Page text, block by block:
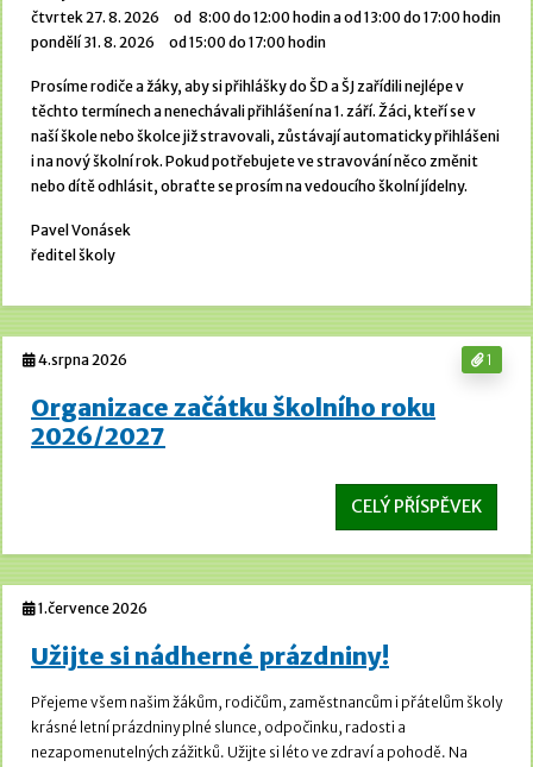
čtvrtek 27. 8. 2026 od 8:00 do 12:00 hodin a od 13:00 do 17:00 hodin
pondělí 31. 8. 2026 od 15:00 do 17:00 hodin
Prosíme rodiče a žáky, aby si přihlášky do ŠD a ŠJ zařídili nejlépe v
těchto termínech a nenechávali přihlášení na 1. září. Žáci, kteří se v
naší škole nebo školce již stravovali, zůstávají automaticky přihlášeni
i na nový školní rok. Pokud potřebujete ve stravování něco změnit
nebo dítě odhlásit, obraťte se prosím na vedoucího školní jídelny.
Pavel Vonásek
ředitel školy
1
4.srpna 2026
Organizace začátku školního roku
2026/2027
CELÝ PŘÍSPĚVEK
1.července 2026
Užijte si nádherné prázdniny!
Přejeme všem našim žákům, rodičům, zaměstnancům i přátelům školy
krásné letní prázdniny plné slunce, odpočinku, radosti a
nezapomenutelných zážitků. Užijte si léto ve zdraví a pohodě. Na